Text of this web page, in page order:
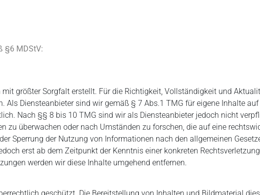
§6 MDStV:
mit größter Sorgfalt erstellt. Für die Richtigkeit, Vollständigkeit und
Als Diensteanbieter sind wir gemäß § 7 Abs.1 TMG für eigene Inhalte
Nach §§ 8 bis 10 TMG sind wir als Diensteanbieter jedoch nicht
zu überwachen oder nach Umständen zu forschen, die auf eine
Sperrung der Nutzung von Informationen nach den allgemeinen
erst ab dem Zeitpunkt der Kenntnis einer konkreten
werden wir diese Inhalte umgehend entfernen.